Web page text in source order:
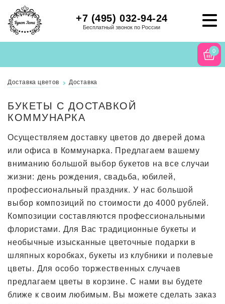
+7 (495) 032-94-24
Бесплатный звонок по России
0
Доставка цветов Доставка
БУКЕТЫ С ДОСТАВКОЙ
КОММУНАРКА
Осуществляем доставку цветов до дверей дома
или офиса в Коммунарка. Предлагаем вашему
вниманию большой выбор букетов на все случаи
жизни: день рождения, свадьба, юбилей,
профессиональный праздник. У нас большой
выбор композиций по стоимости до 4000 рублей.
Композиции составляются профессиональными
флористами. Для Вас традиционные букеты и
необычные изысканные цветочные подарки в
шляпных коробках, букеты из клубники и полевые
цветы. Для особо торжественных случаев
предлагаем цветы в корзине. С нами вы будете
ближе к своим любимым. Вы можете сделать заказ